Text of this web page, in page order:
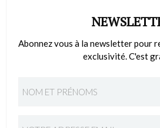
Abonnez vous à la newsletter pour
exclusivité. C'est